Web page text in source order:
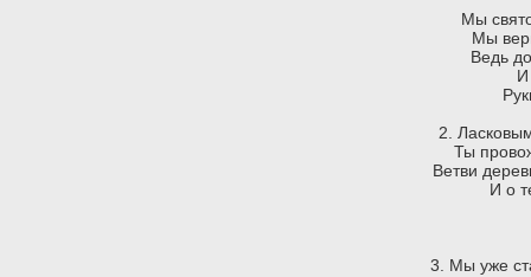
Мы
Мы
Ведь
И
2.
Ты
Ветви
И о
3. Мы уже